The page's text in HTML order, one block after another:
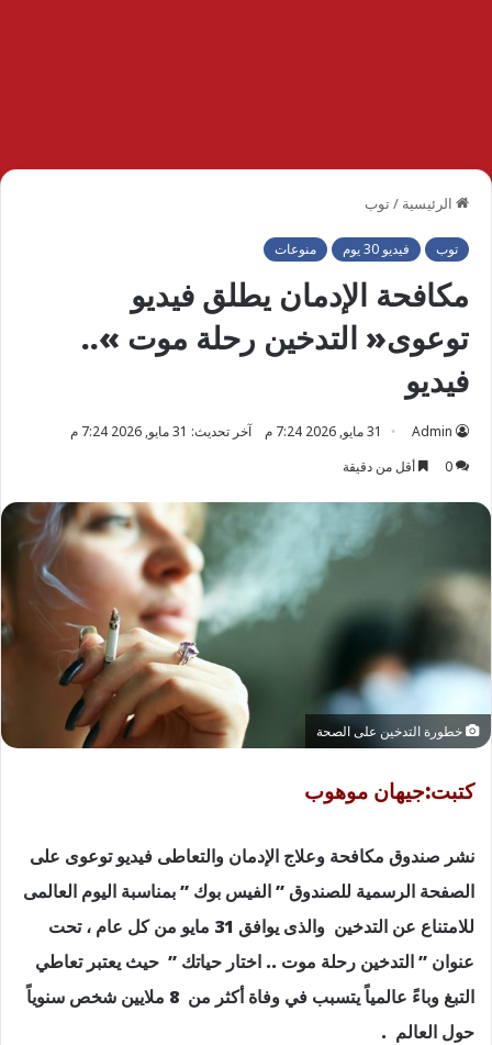
الرئيسية /توب
توب فيديو 30 يوم منوعات
مكافحة الإدمان يطلق فيديو
توعوى« التدخين رحلة موت »..
فيديو
Admin 31 مايو, 2026 7:24 م
آخر تحديث: 31 مايو, 2026 7:24 م
0
أقل من دقيقة
خطورة التدخين على الصحة
كتبت:جيهان موهوب
نشر صندوق مكافحة وعلاج الإدمان والتعاطى فيديو توعوى على
الصفحة الرسمية للصندوق ” الفيس بوك ” بمناسبة اليوم العالمى
للامتناع عن التدخين والذى يوافق 31 مايو من كل عام ، تحت
عنوان ” التدخين رحلة موت .. اختار حياتك ” حيث يعتبر تعاطي
التبغ وباءً عالمياً يتسبب في وفاة أكثر من 8 ملايين شخص سنوياً
حول العالم .